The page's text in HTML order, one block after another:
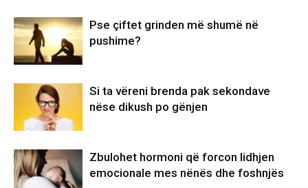
Pse çiftet grinden më shumë në
pushime?
Si ta vëreni brenda pak sekondave
nëse dikush po gënjen
Zbulohet hormoni që forcon lidhjen
emocionale mes nënës dhe foshnjës